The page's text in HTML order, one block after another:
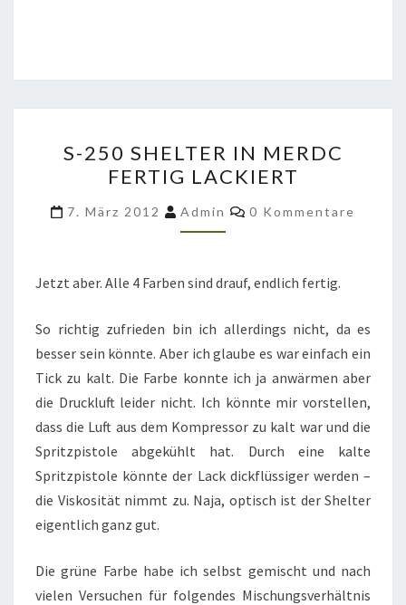
250
SHELTER
IN
MERDC
LACKIERT
S-250 SHELTER IN MERDC
FERTIG LACKIERT
7. März 2012 Admin Kommentare
0 Kommentare
Jetzt aber. Alle 4 Farben sind drauf, endlich fertig.
So richtig zufrieden bin ich allerdings nicht, da es
besser sein könnte. Aber ich glaube es war einfach ein
Tick zu kalt. Die Farbe konnte ich ja anwärmen aber
die Druckluft leider nicht. Ich könnte mir vorstellen,
dass die Luft aus dem Kompressor zu kalt war und die
Spritzpistole abgekühlt hat. Durch eine kalte
Spritzpistole könnte der Lack dickflüssiger werden –
die Viskosität nimmt zu. Naja, optisch ist der Shelter
eigentlich ganz gut.
Die grüne Farbe habe ich selbst gemischt und nach
vielen Versuchen für folgendes Mischungsverhältnis